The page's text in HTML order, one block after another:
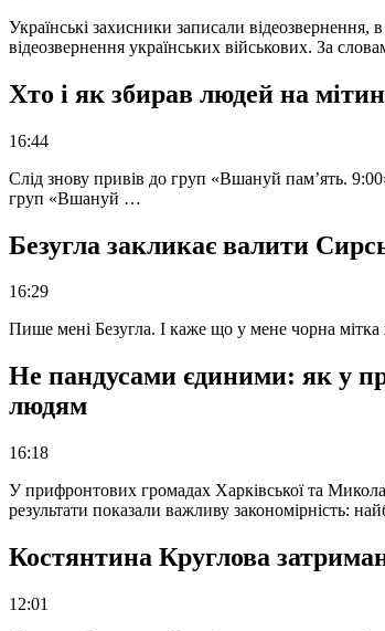
Українські захисники записали відеозвернення,
відеозвернення українських військових. За
Хто і як збирав людей на
16:44
Слід знову привів до груп «Вшануй пам’ять.
груп «Вшануй …
Безугла закликає валити
16:29
Пише мені Безугла. І каже що у мене чорна
Не пандусами єдиними: як у
людям
16:18
У прифронтових громадах Харківської та
результати показали важливу закономірність:
Костянтина Круглова
12:01